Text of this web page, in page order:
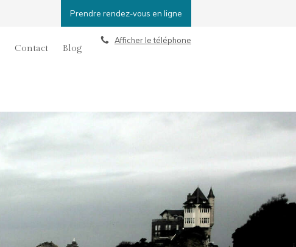
Prendre rendez-vous en ligne
Afficher le téléphone
Contact Blog